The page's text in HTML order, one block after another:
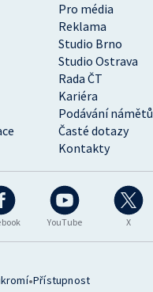
YouTube X
Pro média
Reklama
Studio Brno
Studio Ostrava
Rada ČT
Kariéra
Podávání námětů
Časté dotazy
Kontakty
•Přístupnost